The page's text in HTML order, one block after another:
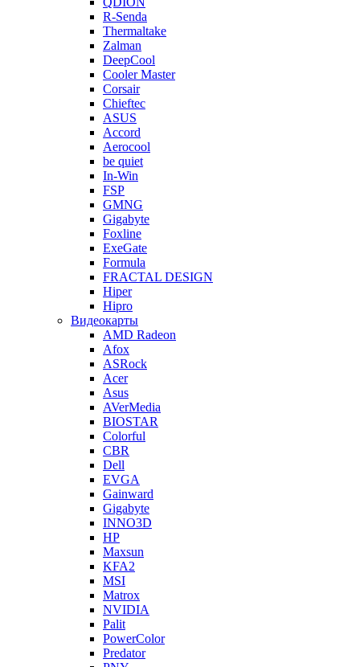
R-Senda
Thermaltake
Zalman
DeepCool
Cooler Master
Corsair
Chieftec
ASUS
Accord
Aerocool
be quiet
In-Win
FSP
GMNG
Gigabyte
Foxline
ExeGate
Formula
FRACTAL DESIGN
Hiper
Hipro
Видеокарты
AMD Radeon
Afox
ASRock
Acer
Asus
AVerMedia
BIOSTAR
Colorful
CBR
Dell
EVGA
Gainward
Gigabyte
INNO3D
HP
Maxsun
KFA2
MSI
Matrox
NVIDIA
Palit
PowerColor
Predator